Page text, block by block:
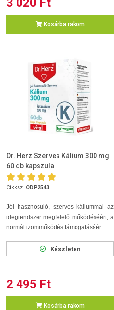
3 020 Ft
Kosárba rakom
Dr. Herz Szerves Kálium 300 mg
60 db kapszula
Cikksz. ODP2543
Jól hasznosuló, szerves káliummal az
idegrendszer megfelelő működéséért, a
normál izomműködés támogatásáér...
Készleten
2 495 Ft
Kosárba rakom